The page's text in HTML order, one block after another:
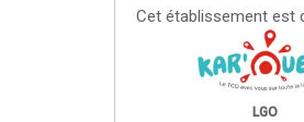
Cet établissement est
LGO